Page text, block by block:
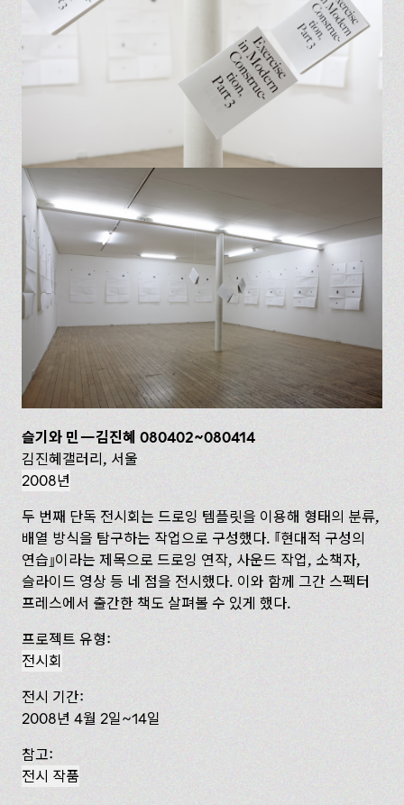
슬기와 민—김진혜 080402~080414
김진혜갤러리, 서울
2008년
두 번째 단독 전시회는 드로잉 템플릿을 이용해 형태의 분류,
배열 방식을 탐구하는 작업으로 구성했다.
현대적 구성의
연습 이라는 제목으로 드로잉 연작, 사운드 작업, 소책자,
슬라이드 영상 등 네 점을 전시했다. 이와 함께 그간 스펙터
프레스에서 출간한 책도 살펴볼 수 있게 했다.
프로젝트 유형:
전시회
전시 기간:
2008년 4월 2일~14일
참고:
전시 작품